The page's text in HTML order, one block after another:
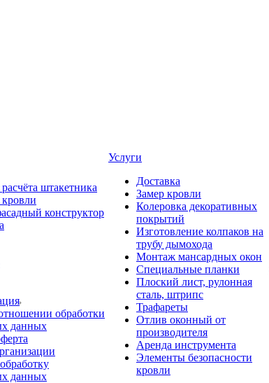
штакетника
кровли
конструктор
обработки
данных
данных
Услуги
Доставка
Замер кровли
Колеровка декоративных
покрытий
Изготовление колпаков на
трубу дымохода
Монтаж мансардных окон
Специальные планки
Плоский лист, рулонная
сталь, штрипс
Трафареты
Отлив оконный от
производителя
Аренда инструмента
Элементы безопасности
кровли